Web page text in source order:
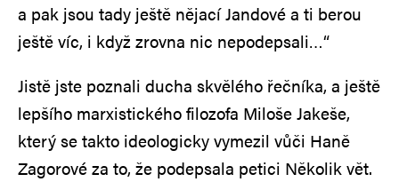
a pak jsou tady ještě nějací Jandové a ti berou
ještě víc, i když zrovna nic nepodepsali…“
Jistě jste poznali ducha skvělého řečníka, a ještě
lepšího marxistického filozofa Miloše Jakeše,
který se takto ideologicky vymezil vůči Haně
Zagorové za to, že podepsala petici Několik vět.